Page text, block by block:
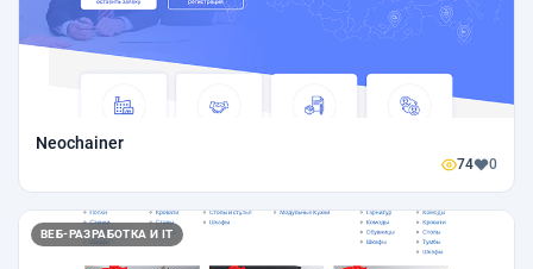
Neoсhainer
74 0
ВЕБ-РАЗРАБОТКА И IT